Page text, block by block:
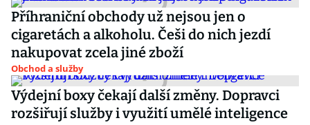
Příhraniční obchody už nejsou jen o
cigaretách a alkoholu. Češi do nich jezdí
nakupovat zcela jiné zboží
Obchod a služby
Výdejní boxy čekají další změny. Dopravci
rozšiřují služby i využití umělé inteligence